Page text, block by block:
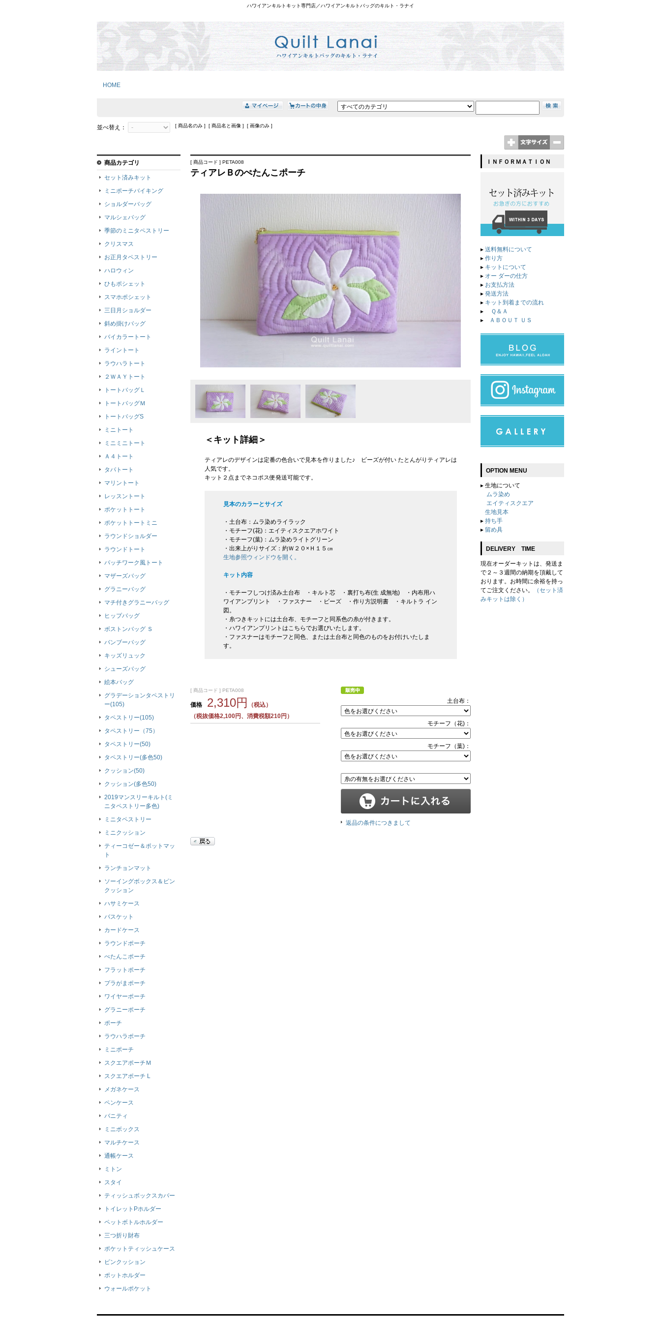
ハワイアンキルトキット専門店／ハワイアンキルトバッグのキルト・ラナイ
HOME
並べ替え： [ 商品名のみ ] [ 商品名と画像 ] [ 画像のみ ]
[ 商品コード ] PETA008
ティアレＢのぺたんこポーチ
＜キット詳細＞
ティアレのデザインは定番の色合いで見本を作りました♪ ビーズが付い たとんがりティアレは
人気です。
キット２点までネコポス便発送可能です。
見本のカラーとサイズ
・土台布：ムラ染めライラック
・モチーフ(花)：エイティスクエアホワイト
・モチーフ(葉)：ムラ染めライトグリーン
・出来上がりサイズ：約Ｗ２０×Ｈ１５㎝
生地参照ウィンドウを開く。
キット内容
・モチーフしつけ済み土台布 ・キルト芯 ・裏打ち布(生 成無地) ・内布用ハ
ワイアンプリント ・ファスナー ・ビーズ ・作り方説明書 ・キルトラ イン
図。
・糸つきキットには土台布、モチーフと同系色の糸が付きます。
・ハワイアンプリントはこちらでお選びいたします。
・ファスナーはモチーフと同色、または土台布と同色のものをお付けいたしま
す。
[ 商品コード ] PETA008
価格 2,310円
（税込）
（税抜価格2,100円、消費税額210円）
土台布：
モチーフ（花)：
モチーフ（葉)：
返品の条件につきまして
商品カテゴリ
セット済みキット
ミニポーチバイキング
ショルダーバッグ
マルシェバッグ
季節のミニタペストリー
クリスマス
お正月タペストリー
ハロウィン
ひもポシェット
スマホポシェット
三日月ショルダー
斜め掛けバッグ
バイカラートート
ライントート
ラウハラトート
２ＷＡＹトート
トートバッグＬ
トートバッグＭ
トートバッグS
ミニトート
ミニミニトート
Ａ４トート
タパトート
マリントート
レッスントート
ポケットトート
ポケットトートミニ
ラウンドショルダー
ラウンドトート
パッチワーク風トート
マザーズバッグ
グラニーバッグ
マチ付きグラニーバッグ
ヒップバッグ
ボストンバッグ Ｓ
バンブーバッグ
キッズリュック
シューズバッグ
絵本バッグ
グラデーションタペストリ
ー(105)
タペストリー(105)
タペストリー（75）
タペストリー(50)
タペストリー(多色50)
クッション(50)
クッション(多色50)
2019マンスリーキルト(ミ
ニタペストリー多色)
ミニタペストリー
ミニクッション
ティーコゼー＆ポットマッ
ト
ランチョンマット
ソーイングボックス＆ピン
クッション
ハサミケース
バスケット
カードケース
ラウンドポーチ
ぺたんこポーチ
フラットポーチ
プラがまポーチ
ワイヤーポーチ
グラニーポーチ
ポーチ
ラウハラポーチ
ミニポーチ
スクエアポーチＭ
スクエアポーチ L
メガネケース
ペンケース
バニティ
ミニボックス
マルチケース
通帳ケース
ミトン
スタイ
ティッシュボックスカバー
トイレットPホルダー
ペットボトルホルダー
三つ折り財布
ポケットティッシュケース
ピンクッション
ポットホルダー
ウォールポケット
ＩＮＦＯＲＭＡＴＩＯＮ
▸ 送料無料について
▸ 作り方
▸ キットについて
▸ オー ダーの仕方
▸ お支払方法
▸ 発送方法
▸ キット到着までの流れ
▸
Ｑ＆Ａ
▸
ＡＢＯＵＴ ＵＳ
OPTION MENU
▸ 生地について
ムラ染め
エイティスクエア
生地見本
▸ 持ち手
▸ 留め具
DELIVERY TIME
現在オーダーキットは、発送ま
で２～３週間の納期を頂戴して
おります。お時間に余裕を持っ
てご注文ください。
（セット済
みキットは除く）